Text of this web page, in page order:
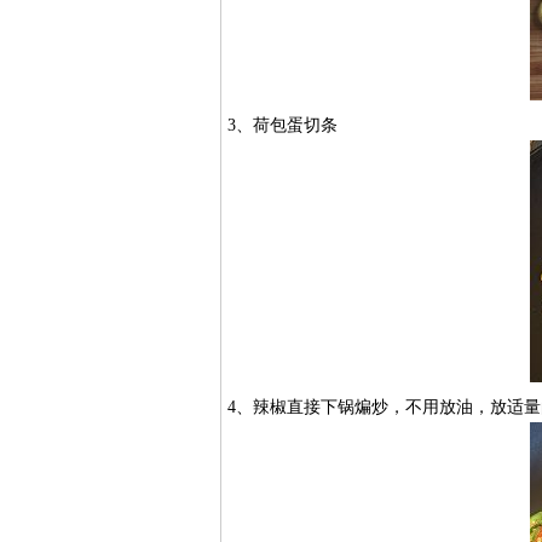
3、荷包蛋切条
4、辣椒直接下锅煸炒，不用放油，放适